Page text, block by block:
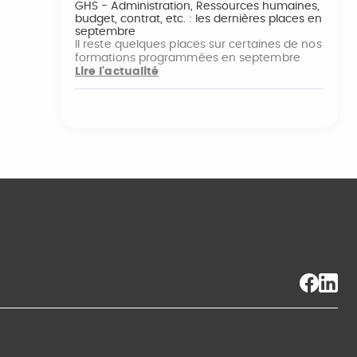
GHS - Administration, Ressources humaines,
budget, contrat, etc. : les dernières places en
septembre
Il reste quelques places sur certaines de nos
formations programmées en septembre
Lire l'actualité